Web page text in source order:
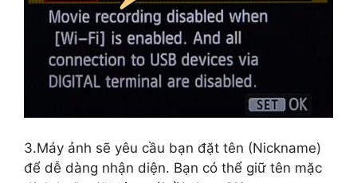
3.Máy ảnh sẽ yêu cầu bạn đặt tên (Nickname)
để dễ dàng nhận diện. Bạn có thể giữ tên mặc